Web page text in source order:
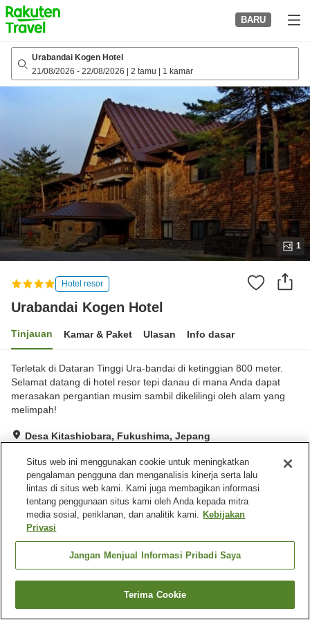
to
top
page
BARU
Urabandai Kogen Hotel
21/08/2026 - 22/08/2026 2 tamu 1 kamar
1
Hotel resor
Urabandai Kogen Hotel
Tinjauan Kamar & Paket Ulasan Info dasar
Terletak di Dataran Tinggi Ura-bandai di ketinggian 800 meter.
Selamat datang di hotel resor tepi danau di mana Anda dapat
merasakan pergantian musim sambil dikelilingi oleh alam yang
melimpah!
Desa Kitashiobara, Fukushima, Jepang
Luar biasa Ulasan:87
Fasilitas properti
Tempat parkir
Beranda Jepang Fukushima
Desa Kitashiobara
Cari kamar
Situs web ini menggunakan cookie untuk meningkatkan
pengalaman pengguna dan menganalisis kinerja serta lalu
lintas di situs web kami. Kami juga membagikan informasi
tentang penggunaan situs kami oleh Anda kepada mitra
media sosial, periklanan, dan analitik kami. Kebijakan
Privasi
Jangan Menjual Informasi Pribadi Saya
Terima Cookie